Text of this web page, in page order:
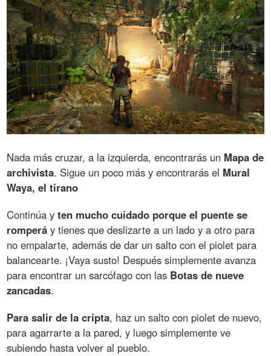
Nada más cruzar, a la izquierda, encontrarás un Mapa de
archivista. Sigue un poco más y encontrarás el Mural
Waya, el tirano
Continúa yten mucho cuidado porque el puente se
romperá y tienes que deslizarte a un lado y a otro para
no empalarte, además de dar un salto con el piolet para
balancearte. ¡Vaya susto! Después simplemente avanza
para encontrar un sarcófago con las Botas de nueve
zancadas.
Para salir de la cripta, haz un salto con piolet de nuevo,
para agarrarte a la pared, y luego simplemente ve
subiendo hasta volver al pueblo.